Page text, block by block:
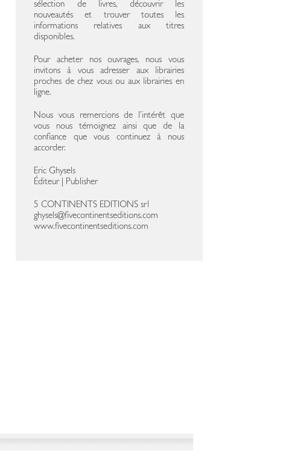
sélection de livres, découvrir les
nouveautés et trouver toutes les
informations relatives aux titres
disponibles.
Pour acheter nos ouvrages, nous vous
invitons à vous adresser aux librairies
proches de chez vous ou aux librairies en
ligne.
Nous vous remercions de l’intérêt que
vous nous témoignez ainsi que de la
confiance que vous continuez à nous
accorder.
Eric Ghysels
Éditeur | Publisher
5 CONTINENTS EDITIONS srl
ghysels@fivecontinentseditions.com
www.fivecontinentseditions.com